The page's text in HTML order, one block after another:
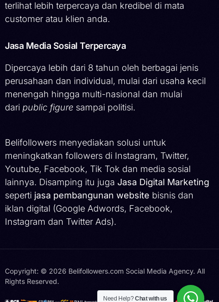
terlihat lebih terpercaya dan kredibel di mata
customer atau klien anda.
Jasa Media Sosial Terpercaya
Dipercaya lebih dari 8 tahun oleh berbagai jenis
perusahaan dan individual, mulai dari usaha kecil
menengah hingga multi-nasional dan mulai
dari public figure sampai politisi.
Belifollowers menyediakan solusi untuk
meningkatkan followers di Instagram, Twitter,
Youtube, Facebook, Tik Tok dan media sosial
lainnya. Disamping itu juga Jasa Digital Marketing
seperti jasa pembangunan website bisnis dan
iklan digital (Google Adwords, Facebook,
Instagram dan Twitter Ads).
Copyright: © 2026 Belifollowers.com Social Media Agency. All
Rights Reserved.
Hubungi Kami
Need Help?Chat with us